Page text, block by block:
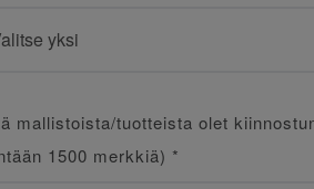
mallistoista/tuotteista olet
1500 merkkiä) *